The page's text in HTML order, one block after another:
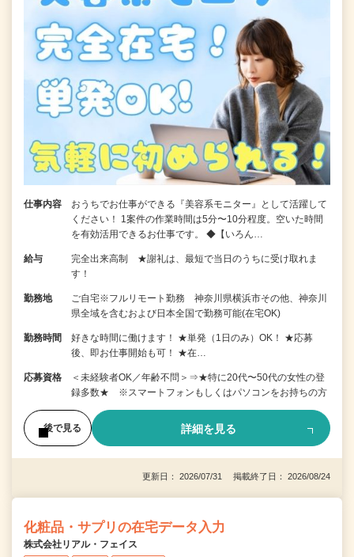
仕事内容
おうちでお仕事ができる『美容系モニター』として活躍して
ください！ 1案件の作業時間は5分〜10分程度。空いた時間
を有効活用できるお仕事です。 ◆【いろん…
給与
完全出来高制 ★謝礼は、最短で当日のうちに受け取れま
す！
勤務地
ご自宅※フルリモート勤務 神奈川県横浜市その他、神奈川
県全域を含むおよび日本全国で勤務可能(在宅OK)
勤務時間
好きな時間に働けます！ ★単発（1日のみ）OK！ ★応募
後、即お仕事開始も可！ ★在…
応募資格
＜未経験者OK／年齢不問＞⇒★特に20代〜50代の女性の登
録多数★ ※スマートフォンもしくはパソコンをお持ちの方
後で見る 詳細を見る
更新日： 2026/07/31 掲載終了日： 2026/08/24
化粧品・サプリの在宅データ入力
株式会社リアル・フェイス